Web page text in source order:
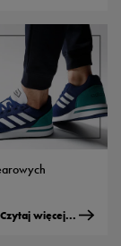
Czytaj więcej...